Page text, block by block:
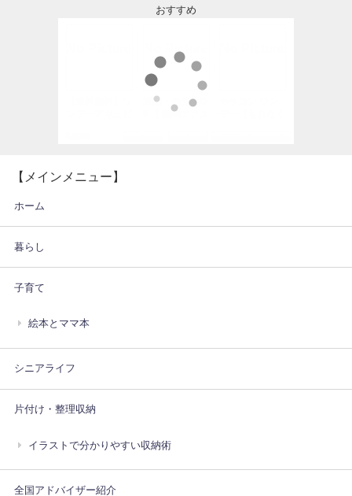
おすすめ
【メインメニュー】
ホーム
暮らし
子育て
絵本とママ本
シニアライフ
片付け・整理収納
イラストで分かりやすい収納術
全国アドバイザー紹介